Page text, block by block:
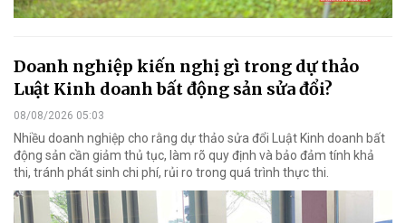
Doanh nghiệp kiến nghị gì trong dự thảo
Luật Kinh doanh bất động sản sửa đổi?
08/08/2026 05:03
Nhiều doanh nghiệp cho rằng dự thảo sửa đổi Luật Kinh doanh bất
động sản cần giảm thủ tục, làm rõ quy định và bảo đảm tính khả
thi, tránh phát sinh chi phí, rủi ro trong quá trình thực thi.